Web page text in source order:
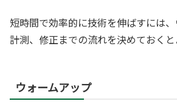
短時間で効率的に技術を伸ばすには
計測、修正までの流れを決めておくと
ウォームアップ